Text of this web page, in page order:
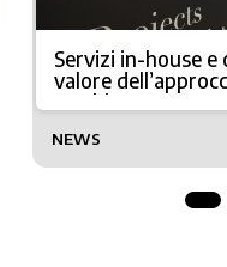
Servizi in-house e
valore
Mechinno
NEWS